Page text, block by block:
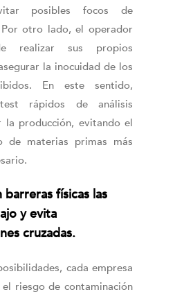
posibles focos de
Por otro lado, el operador
realizar sus propios
la inocuidad de los
En este sentido,
rápidos de análisis
la producción, evitando el
de materias primas más
barreras físicas las
y evita
cruzadas.
cada empresa
riesgo de contaminación